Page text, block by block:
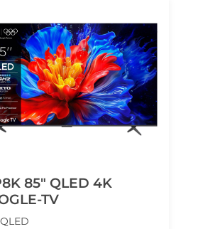
85" QLED 4K
TV